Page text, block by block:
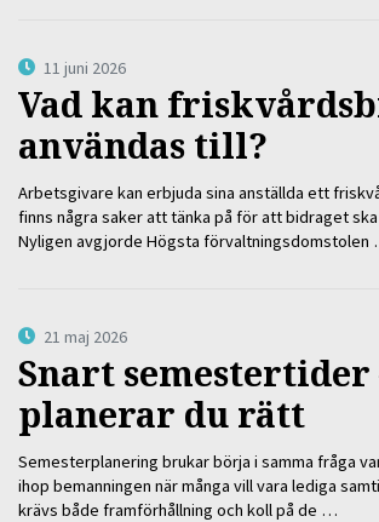
11 juni 2026
Vad kan
användas till?
Arbetsgivare kan erbjuda sina anställda ett
finns några saker att tänka på för att bidraget
Nyligen avgjorde Högsta förvaltningsdomstolen
21 maj 2026
Snart semestertider
planerar du rätt
Semesterplanering brukar börja i samma fråga
ihop bemanningen när många vill vara lediga
krävs både framförhållning och koll på de …